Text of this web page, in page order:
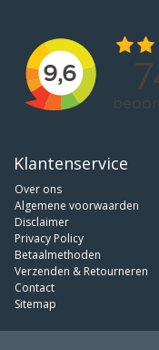
Klantenservice
Over ons
Algemene voorwaarden
Disclaimer
Privacy Policy
Betaalmethoden
Verzenden & Retourneren
Contact
Sitemap